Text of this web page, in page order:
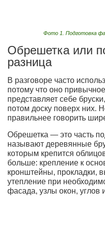
Фото 1. Подготовка
Обрешетка или
разница
В разговоре часто
потому что оно
представляет себе
потом доску поверх них.
правильнее говорить
Обрешетка — это часть
называют деревянные
которым крепится
больше: крепление к
кронштейны, прокладки,
утепление при
фасада, узлы окон, углов